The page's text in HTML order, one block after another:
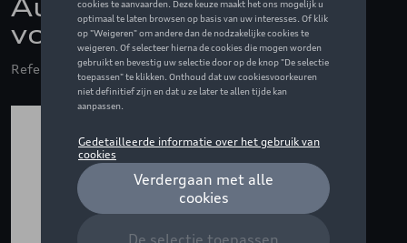
Audi F1 Fan joggingset
voor baby's, grijs - 68
Referentie: ZZQ3202600102